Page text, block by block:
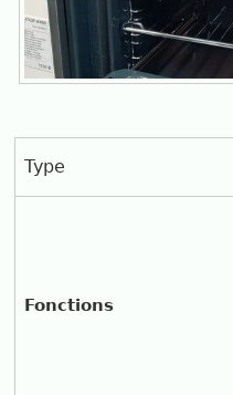
Type
Fonctions